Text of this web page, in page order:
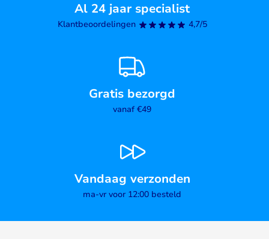
Al 24 jaar specialist
Klantbeoordelingen 4,7/5
Gratis bezorgd
vanaf €49
Vandaag verzonden
ma-vr voor 12:00 besteld